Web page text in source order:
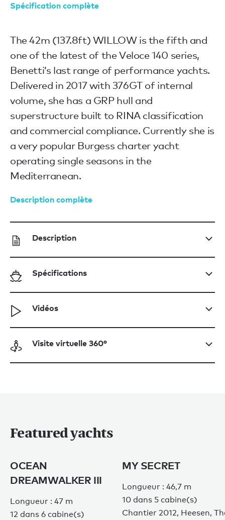
Spécification complète
The 42m (137.8ft) WILLOW is the fifth and
one of the latest of the Veloce 140 series,
Benetti’s last range of performance yachts.
Delivered in 2017 with 376GT of internal
volume, she has a GRP hull and
superstructure built to RINA classification
and commercial compliance. Currently she is
a very popular Burgess charter yacht
operating single seasons in the
Mediterranean.
Description complète
Description
Spécifications
Vidéos
Visite virtuelle 360°
Featured yachts
OCEAN
DREAMWALKER III
Longueur : 47 m
12 dans 6 cabine(s)
MY SECRET
Longueur : 46,7 m
10 dans 5 cabine(s)
Chantier 2012, Heesen,